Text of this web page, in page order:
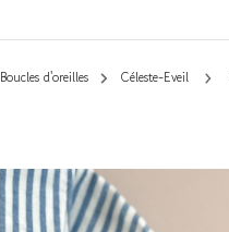
Boucles d'oreilles Céleste-Eveil